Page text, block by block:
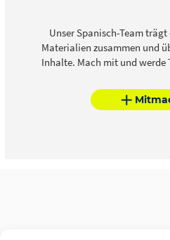
Unser Spanisch-Team
Materialien zusammen und
Inhalte. Mach mit und werde